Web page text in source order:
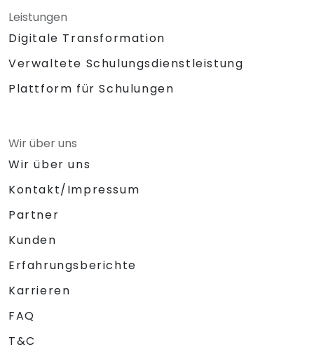
Leistungen
Digitale Transformation
Verwaltete Schulungsdienstleistung
Plattform für Schulungen
Wir über uns
Wir über uns
Kontakt/Impressum
Partner
Kunden
Erfahrungsberichte
Karrieren
FAQ
T&C